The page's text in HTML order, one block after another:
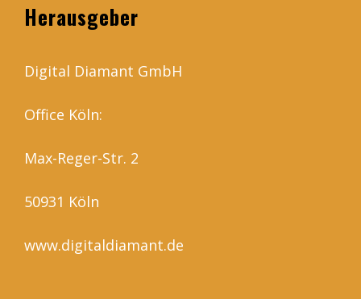
Herausgeber
Digital Diamant GmbH
Office Köln:
Max-Reger-Str. 2
50931 Köln
www.digitaldiamant.de